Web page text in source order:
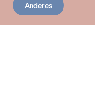
Anderes